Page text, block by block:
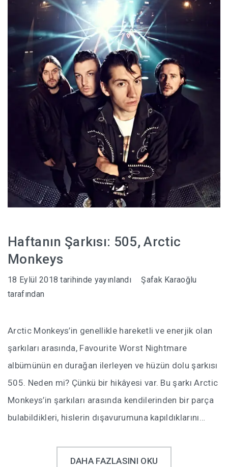
Haftanın Şarkısı: 505, Arctic
Monkeys
18 Eylül 2018 tarihinde yayınlandı
Şafak Karaoğlu
tarafından
Arctic Monkeys’in genellikle hareketli ve enerjik olan
şarkıları arasında, Favourite Worst Nightmare
albümünün en durağan ilerleyen ve hüzün dolu şarkısı
505. Neden mi? Çünkü bir hikâyesi var. Bu şarkı Arctic
Monkeys’in şarkıları arasında kendilerinden bir parça
bulabildikleri, hislerin dışavurumuna kapıldıklarını…
DAHA FAZLASINI OKU